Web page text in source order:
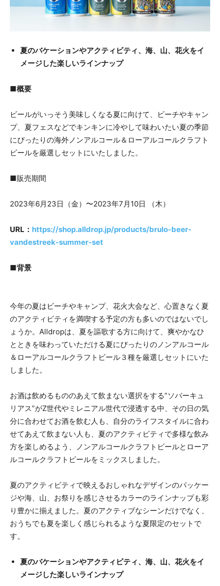
夏のバケーションやアクティビティ、海、山、花火をイ
メージした楽しいラインナップ
■概要
ビールがいっそう美味しくなる夏に向けて、ビーチやキャン
プ、夏フェスなどでキンキンに冷やして味わいたい夏の季節
にぴったりの海外ノンアルコール＆ローアルコールクラフト
ビールを厳選しセットにいたしました。
■販売期間
2023年6月23日（金）〜2023年7月10日 （木）
URL： https://shop.alldrop.jp/products/brulo-beer-
vandestreek-summer-set
■背景
今年の夏はビーチやキャンプ、花火大会など、心置きなく夏
のアクティビティを満喫する予定の方も多いのではないでし
ょうか。Alldropは、夏を謳歌する方に向けて、爽やかなひ
とときを味わっていただける夏にぴったりのノンアルコール
＆ローアルコールクラフトビール３種を厳選しセットにいた
しました。
お酒は飲めるもののあえて飲まない選択をする”ソバーキュ
リアス”がZ世代やミレニアル世代で浸透する中、その日の気
分に合わせてお酒を飲む人も、自分のライフスタイルに合わ
せてあえて飲まない人も、夏のアクティビティで多様な飲み
方を楽しめるよう、ノンアルコールクラフトビールとローア
ルコールクラフトビールをミックスしました。
夏のアクティビティで映えるおしゃれなデザインのパッケー
ジや海、山、お祭りを感じさせるカラーのラインナップも彩
り豊かに揃えました。夏のアクティブなシーンだけでなく、
おうちでも夏を楽しく感じられるような夏限定のセットで
す。
夏のバケーションやアクティビティ、海、山、花火をイ
メージした楽しいラインナップ